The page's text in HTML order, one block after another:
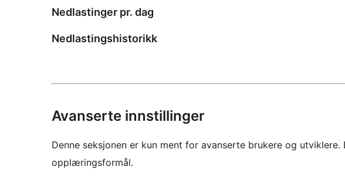
Nedlastinger pr. dag
Nedlastingshistorikk
Avanserte innstillinger
Denne seksjonen er kun ment for avanserte brukere og
opplæringsformål.